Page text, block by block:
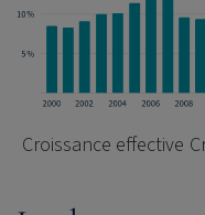
Croissance effective